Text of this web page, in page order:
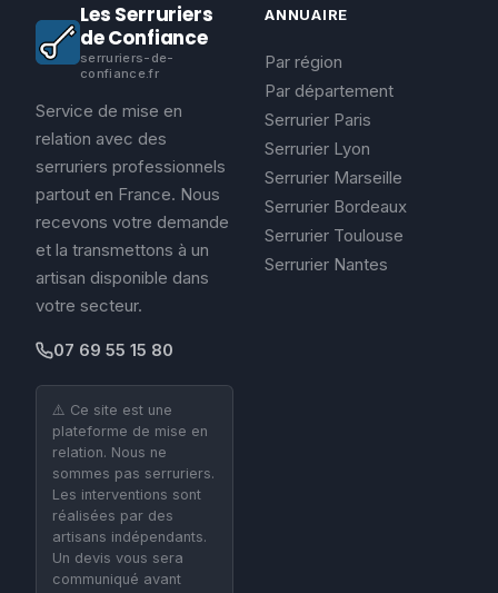
Les Serruriers
de Confiance
serruriers-de-
confiance.fr
Service de mise en
relation avec des
serruriers professionnels
partout en France. Nous
recevons votre demande
et la transmettons à un
artisan disponible dans
votre secteur.
07 69 55 15 80
⚠️ Ce site est une
plateforme de mise en
relation. Nous ne
sommes pas serruriers.
Les interventions sont
réalisées par des
artisans indépendants.
Un devis vous sera
communiqué avant
ANNUAIRE
Par région
Par département
Serrurier Paris
Serrurier Lyon
Serrurier Marseille
Serrurier Bordeaux
Serrurier Toulouse
Serrurier Nantes